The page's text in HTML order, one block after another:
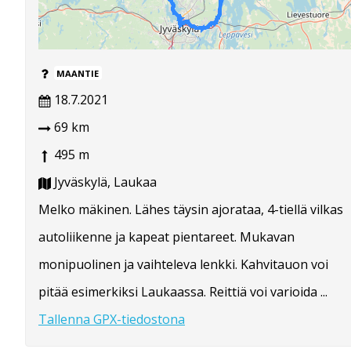
MAANTIE
18.7.2021
69 km
495 m
Jyväskylä, Laukaa
Melko mäkinen. Lähes täysin ajorataa, 4-tiellä vilkas
autoliikenne ja kapeat pientareet. Mukavan
monipuolinen ja vaihteleva lenkki. Kahvitauon voi
pitää esimerkiksi Laukaassa. Reittiä voi varioida ...
Tallenna GPX-tiedostona